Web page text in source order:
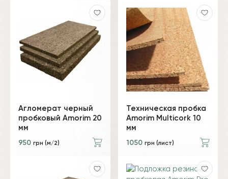
Агломерат черный
пробковый Amorim 20
мм
950 грн (м/2)
Техническая пробка
Amorim Multicork 10
мм
1050 грн (лист)